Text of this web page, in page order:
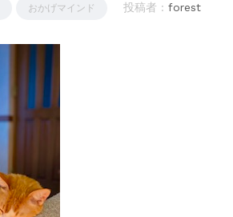
おかげマインド 投稿者 : forest